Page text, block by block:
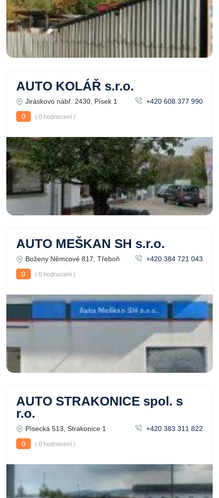
AUTO KOLÁŘ s.r.o.
Jiráskovo nábř. 2430, Písek 1
+420 608 377 990
0
( 0 hodnocení )
AUTO MEŠKAN SH s.r.o.
Boženy Němcové 817, Třeboň
+420 384 721 043
0
( 0 hodnocení )
AUTO STRAKONICE spol. s
r.o.
Písecká 513, Strakonice 1
+420 383 311 822
0
( 0 hodnocení )